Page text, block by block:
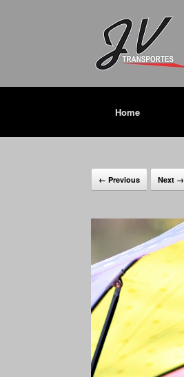
Home
← Previous Next →